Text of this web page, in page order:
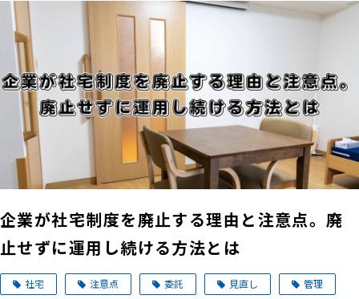
企業が社宅制度を廃止する理由と注意点。廃
止せずに運用し続ける方法とは
社宅 注意点 委託 見直し 管理